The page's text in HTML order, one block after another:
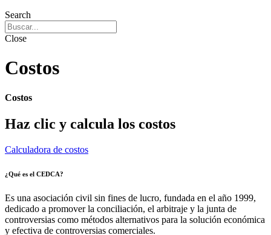
Search
Close
Costos
Costos
Haz clic y calcula los costos
Calculadora de costos
¿Qué es el CEDCA?
Es una asociación civil sin fines de lucro, fundada en el año 1999,
dedicado a promover la conciliación, el arbitraje y la junta de
controversias como métodos alternativos para la solución económica
y efectiva de controversias comerciales.